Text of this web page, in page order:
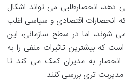
انحصارطلبی می تواند اشکال
انحصارات اقتصادی و سیاسی اغلب
شوند، اما در سطح سازمانی، این
که بیشترین تاثیرات منفی را به
انحصار به مدیران کمک می کند تا
تری بررسی کنند.